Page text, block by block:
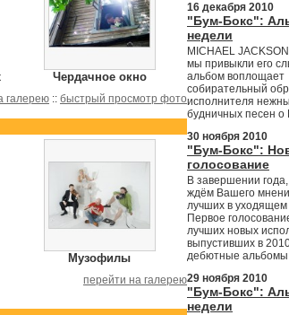
Чердачное окно
галерею :: быстрый просмотр фото
Музофилы
перейти на галерею
16 декабря 2010
"Бум-Бокс":
недели
MICHAEL
мы привыкли его
альбом воплощает
собирательный
исполнителя
будничных песен о
30 ноября 2010
"Бум-Бокс":
голосование
В завершении года,
ждём Вашего
лучших в уходящем
Первое
лучших новых
выпустивших в
дебютные
29 ноября 2010
"Бум-Бокс":
недели